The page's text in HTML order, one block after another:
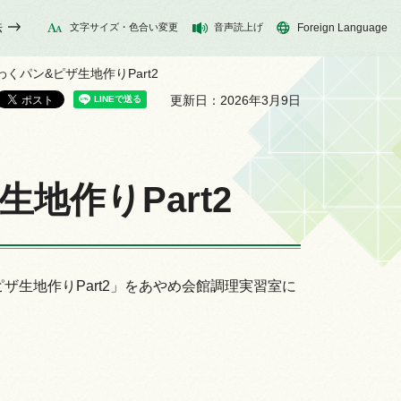
文字サイズ・色合い変更 音声読上げ Foreign Language
パン&ピザ生地作りPart2
更新日：2026年3月9日
地作りPart2
生地作りPart2」をあやめ会館調理実習室に